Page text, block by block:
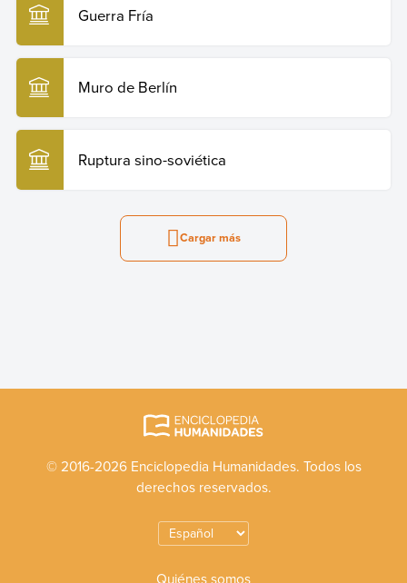
Guerra Fría
Muro de Berlín
Ruptura sino-soviética
Cargar más
© 2016-2026 Enciclopedia Humanidades. Todos los
derechos reservados.
Quiénes somos